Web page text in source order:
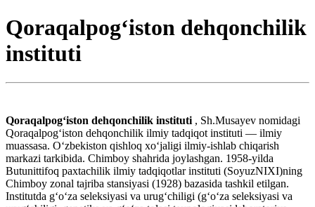
Qoraqalpog‘iston dehqonchilik
instituti
Qoraqalpogʻiston dehqonchilik instituti , Sh.Musayev nomidagi
Qoraqalpogʻiston dehqonchilik ilmiy tadqiqot instituti — ilmiy
muassasa. Oʻzbekiston qishloq xoʻjaligi ilmiy-ishlab chiqarish
markazi tarkibida. Chimboy shahrida joylashgan. 1958-yilda
Butunittifoq paxtachilik ilmiy tadqiqotlar instituti (SoyuzNIXI)ning
Chimboy zonal tajriba stansiyasi (1928) bazasida tashkil etilgan.
Institutda gʻoʻza seleksiyasi va urugʻchiligi (gʻoʻza seleksiyasi va